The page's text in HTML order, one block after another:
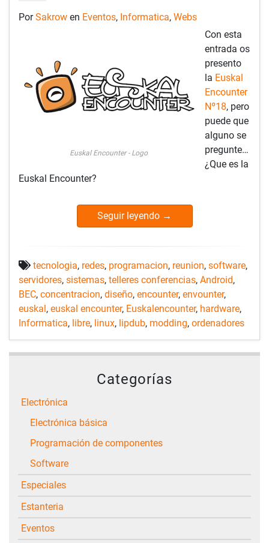
PorSakrow en Eventos, Informatica, Webs
Euskal Encounter - Logo
Con esta
entrada os
presento
la Euskal
Encounter
Nº18, pero
puede que
alguno se
pregunte…
¿Que es la
Euskal Encounter?
Seguir leyendo →
tecnologia, redes, programacion, reunion, software,
servidores, sistemas, telleres conferencias, Android,
BEC, concentracion, diseño, encounter, envounter,
euskal, euskal encounter, Euskalencounter, hardware,
Informatica, libre, linux, lipdub, modding, ordenadores
Categorías
Electrónica
Electrónica básica
Programación de componentes
Software
Especiales
Estanteria
Eventos